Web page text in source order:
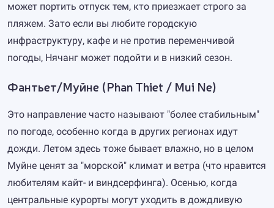
может портить отпуск тем, кто приезжает строго за
пляжем. Зато если вы любите городскую
инфраструктуру, кафе и не против переменчивой
погоды, Нячанг может подойти и в низкий сезон.
Фантьет/Муйне (Phan Thiet / Mui Ne)
Это направление часто называют "более стабильным"
по погоде, особенно когда в других регионах идут
дожди. Летом здесь тоже бывает влажно, но в целом
Муйне ценят за "морской" климат и ветра (что нравится
любителям кайт- и виндсерфинга). Осенью, когда
центральные курорты могут уходить в дождливую